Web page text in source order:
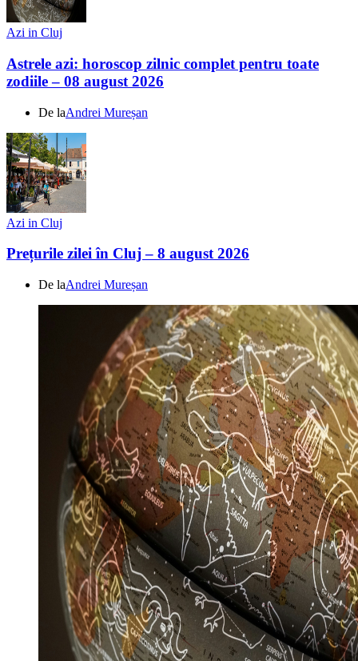
Azi in Cluj
Astrele azi: horoscop zilnic complet pentru toate
zodiile – 08 august 2026
De laAndrei Mureșan
Azi in Cluj
Prețurile zilei în Cluj – 8 august 2026
De laAndrei Mureșan